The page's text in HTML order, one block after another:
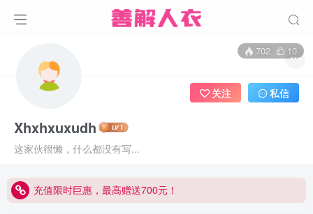
702 10
Xhxhxuxudh
这家伙很懒，什么都没有写...
关注 私信
充值限时巨惠，最高赠送700元！